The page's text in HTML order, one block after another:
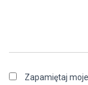
Zapamiętaj